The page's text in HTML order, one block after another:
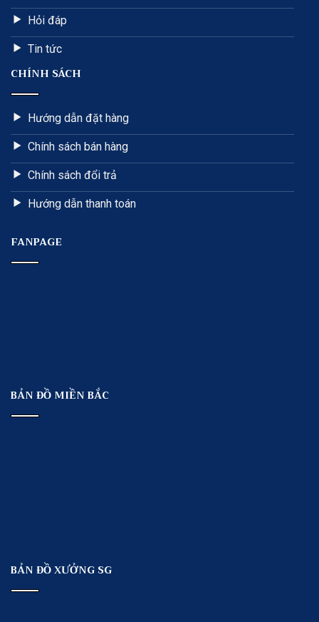
Hỏi đáp
Tin tức
CHÍNH SÁCH
Hướng dẫn đặt hàng
Chính sách bán hàng
Chính sách đổi trả
Hướng dẫn thanh toán
FANPAGE
BẢN ĐỒ MIỀN BẮC
BẢN ĐỒ XƯỞNG SG